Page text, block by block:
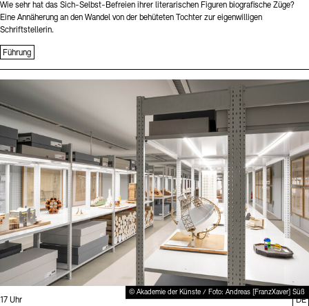
Wie sehr hat das Sich-Selbst-Befreien ihrer literarischen Figuren biografische Züge?
Eine Annäherung an den Wandel von der behüteten Tochter zur eigenwilligen
Schriftstellerin.
Führung
© Akademie der Künste / Foto: Andreas [FranzXaver] Süß
Uhrzeit:
17 Uhr
DE